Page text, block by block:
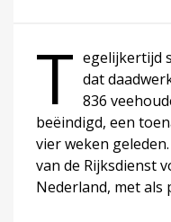
T egelijkertijd
dat
836
beëindigd, een
vier weken
van de Rijksdienst
Nederland, met als